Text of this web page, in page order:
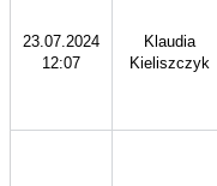
23.07.2024
12:07
Klaudia
Kieliszczyk